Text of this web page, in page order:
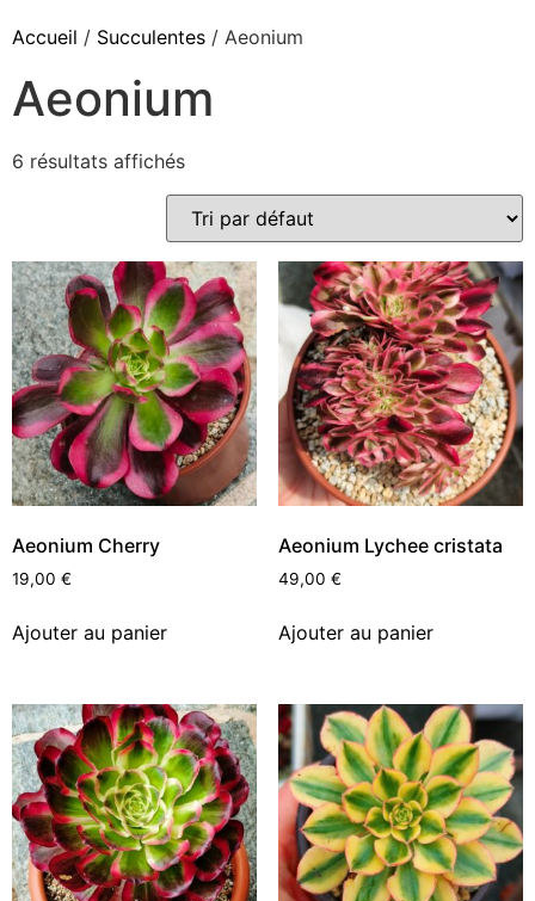
Accueil / Succulentes / Aeonium
Aeonium
6 résultats affichés
Aeonium Cherry
19,00 €
Ajouter au panier
Aeonium Lychee cristata
49,00 €
Ajouter au panier